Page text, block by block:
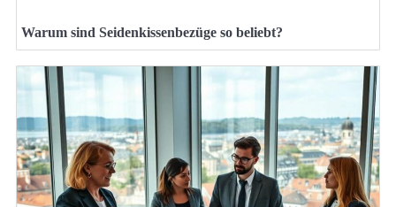
Warum sind Seidenkissenbezüge so beliebt?